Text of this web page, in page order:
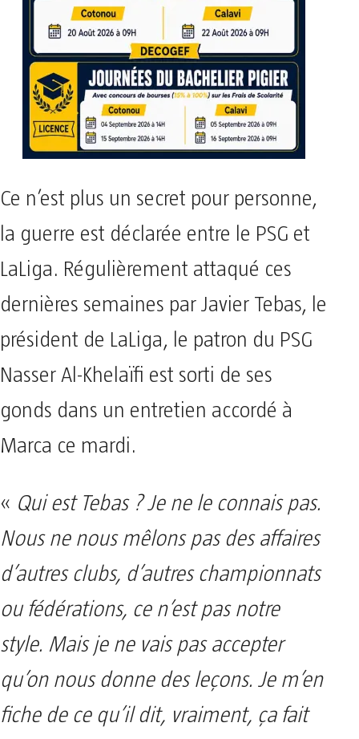
Ce n’est plus un secret pour personne,
la guerre est déclarée entre le PSG et
LaLiga. Régulièrement attaqué ces
dernières semaines par Javier Tebas, le
président de LaLiga, le patron du PSG
Nasser Al-Khelaïfi est sorti de ses
gonds dans un entretien accordé à
Marca ce mardi.
« Qui est Tebas ? Je ne le connais pas.
Nous ne nous mêlons pas des affaires
d’autres clubs, d’autres championnats
ou fédérations, ce n’est pas notre
style. Mais je ne vais pas accepter
qu’on nous donne des leçons. Je m’en
fiche de ce qu’il dit, vraiment, ça fait